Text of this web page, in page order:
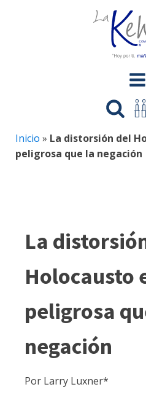
Inicio » La distorsión del
peligrosa que la negación
La
Holocausto
peligrosa
negación
Por Larry Luxner*